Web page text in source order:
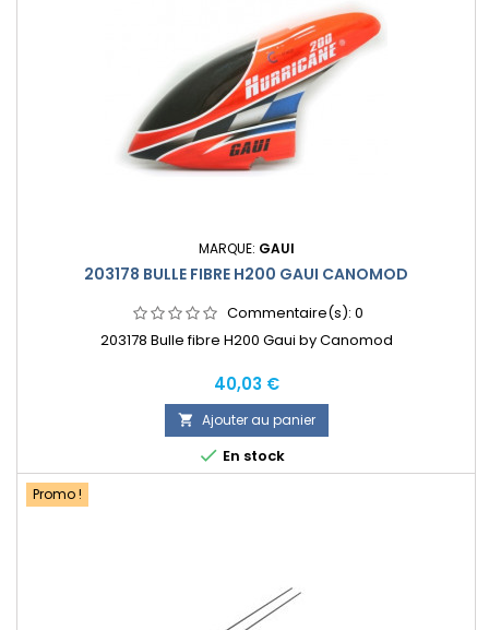
MARQUE: GAUI
203178 BULLE FIBRE H200 GAUI CANOMOD
Commentaire(s): 0
203178 Bulle fibre H200 Gaui by Canomod
Prix
40,03 €
 Ajouter au panier
 En stock
Promo !